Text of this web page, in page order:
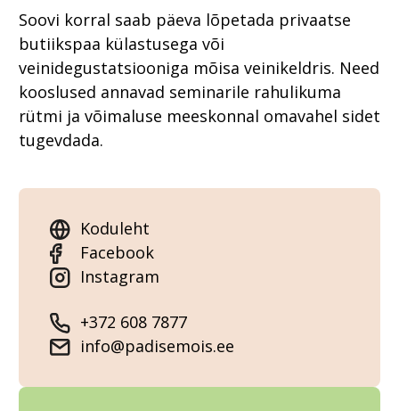
Soovi korral saab päeva lõpetada privaatse
butiikspaa külastusega või
veinidegustatsiooniga mõisa veinikeldris. Need
kooslused annavad seminarile rahulikuma
rütmi ja võimaluse meeskonnal omavahel sidet
tugevdada.
Koduleht
Facebook
Instagram
+372 608 7877
info@padisemois.ee